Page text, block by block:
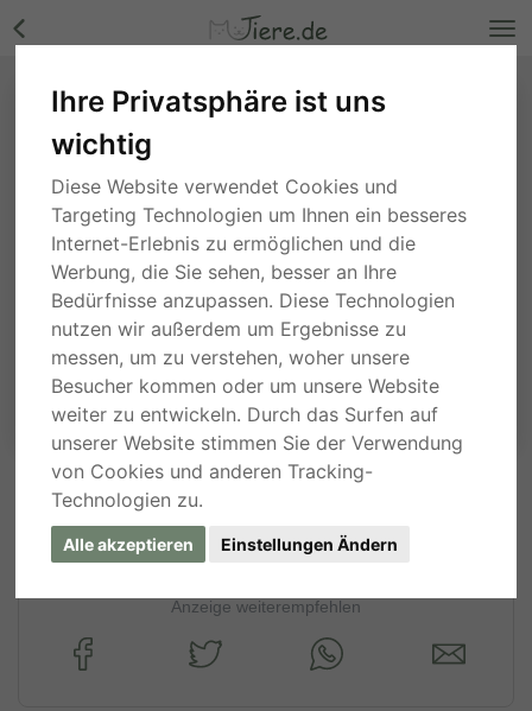
Ihre Privatsphäre ist uns
wichtig
Diese Website verwendet Cookies und
Targeting Technologien um Ihnen ein besseres
Internet-Erlebnis zu ermöglichen und die
Werbung, die Sie sehen, besser an Ihre
Bedürfnisse anzupassen. Diese Technologien
nutzen wir außerdem um Ergebnisse zu
messen, um zu verstehen, woher unsere
Besucher kommen oder um unsere Website
weiter zu entwickeln. Durch das Surfen auf
unserer Website stimmen Sie der Verwendung
von Cookies und anderen Tracking-
Technologien zu.
Alle akzeptieren Einstellungen Ändern
ANFRAGE AN DEN ANBIETER
Anzeige weiterempfehlen